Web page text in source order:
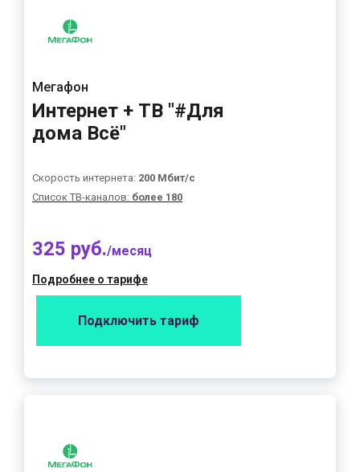
Мегафон
Интернет + ТВ "#Для
дома Всё"
Скорость интернета: 200 Мбит/с
Список ТВ-каналов: более 180
325 руб./месяц
Подробнее о тарифе
Подключить тариф